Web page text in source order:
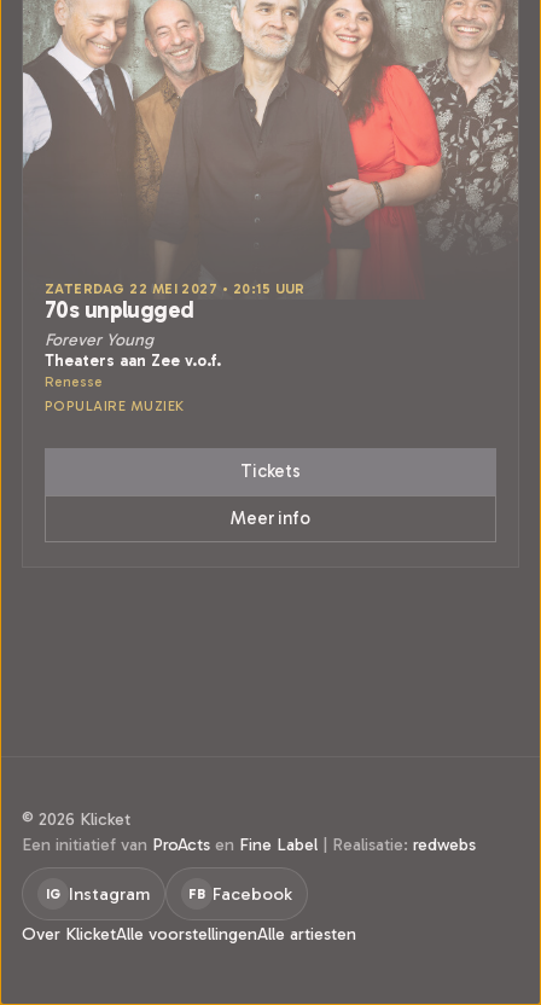
ZATERDAG 22 MEI 2027 • 20:15 UUR
70s unplugged
Forever Young
Theaters aan Zee v.o.f.
Renesse
POPULAIRE MUZIEK
Tickets
Meer info
© 2026 Klicket
Een initiatief van ProActs en Fine Label | Realisatie: redwebs
IG Instagram FB Facebook
Over KlicketAlle voorstellingenAlle artiesten